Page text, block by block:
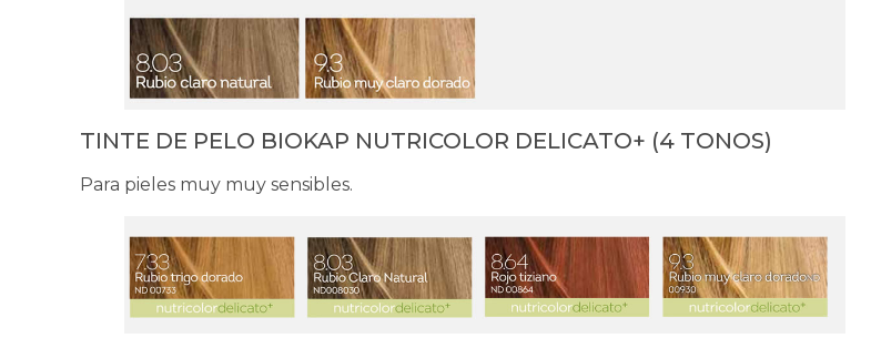
TINTE DE PELO BIOKAP NUTRICOLOR DELICATO+ (4 TONOS)
Para pieles muy muy sensibles.